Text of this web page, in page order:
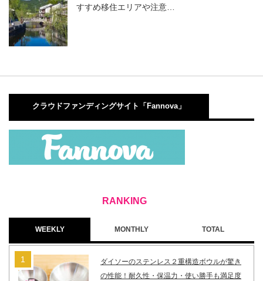
すすめ移住エリアや注意…
クラウドファンディングサイト「Fannova」
WEEKLY MONTHLY TOTAL
ダイソーのステンレス２重構造ボウルが驚き
の性能！耐久性・保温力・使い勝手も満足度